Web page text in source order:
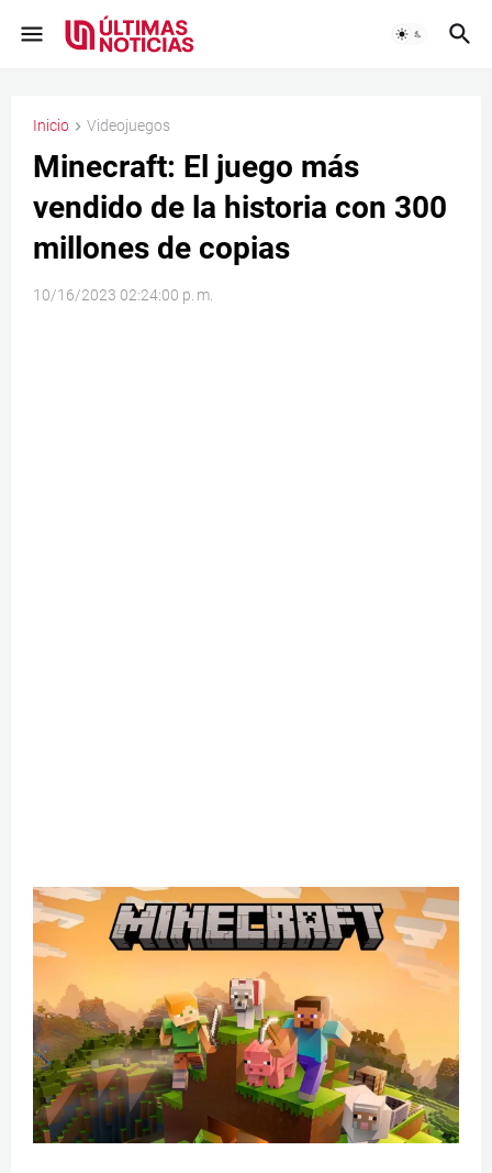
Inicio Videojuegos
Minecraft: El juego más
vendido de la historia con 300
millones de copias
10/16/2023 02:24:00 p. m.